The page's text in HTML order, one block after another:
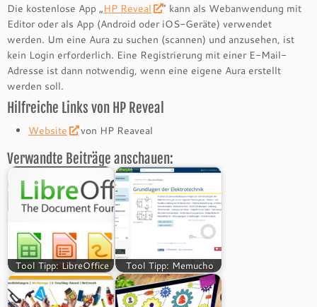
Die kostenlose App „HP Reveal
“ kann als Webanwendung mit
Editor oder als App (Android oder iOS-Geräte) verwendet
werden. Um eine Aura zu suchen (scannen) und anzusehen, ist
kein Login erforderlich. Eine Registrierung mit einer E-Mail-
Adresse ist dann notwendig, wenn eine eigene Aura erstellt
werden soll.
Hilfreiche Links von HP Reveal
Website von HP Reaveal
Verwandte Beiträge anschauen:
Tool Tipp: LibreOffice Tool Tipp: Memucho